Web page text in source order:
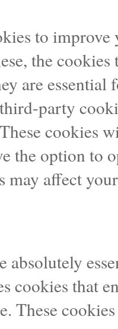
to
the cookies
are
party
cookies
the option
may affect
absolutely
cookies that
These